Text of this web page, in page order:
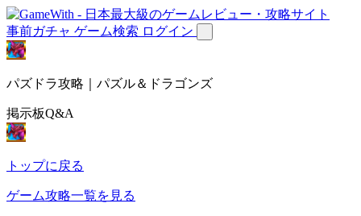
事前ガチャ ゲーム検索 ログイン
パズドラ攻略｜パズル＆ドラゴンズ
掲示板Q&A
トップに戻る
ゲーム攻略一覧を見る